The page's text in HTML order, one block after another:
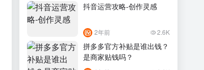
抖音运营攻略-创作灵感
2年前 2.6K
拼多多官方补贴是谁出钱？
是商家贴钱吗？